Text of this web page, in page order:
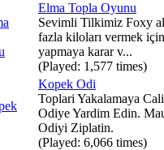
Elma Topla Oyunu
Sevimli Tilkimiz Foxy
fazla kiloları vermek
yapmaya karar v...
(Played: 1,577 times)
Kopek Odi
Toplari Yakalamaya
Odiye Yardim Edin.
Odiyi Ziplatin.
(Played: 6,066 times)